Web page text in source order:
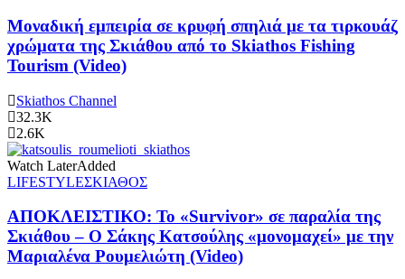
Μοναδική εμπειρία σε κρυφή σπηλιά με τα τιρκουάζ
χρώματα της Σκιάθου από το Skiathos Fishing
Tourism (Video)
Skiathos Channel
32.3K
2.6K
Watch LaterAdded
LIFESTYLEΣΚΙΑΘΟΣ
ΑΠΟΚΛΕΙΣΤΙΚΟ: Το «Survivor» σε παραλία της
Σκιάθου – Ο Σάκης Κατσούλης «μονομαχεί» με την
Μαριαλένα Ρουμελιώτη (Video)